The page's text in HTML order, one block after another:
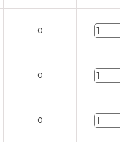
0
0
0